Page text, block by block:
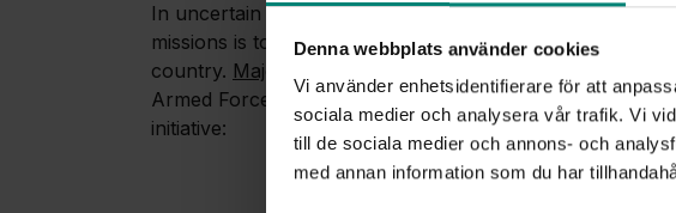
Denna webbplats använder cookies
Vi använder enhetsidentifierare för att
sociala medier och analysera vår trafik. Vi
till de sociala medier och annons- och
med annan information som du har
In uncertain times, one of Sweden's most important
missions is to enhance the collective capability to defend
country. Major Robert Trupp
Armed Forces, emphasizes the importance of the training
initiative: